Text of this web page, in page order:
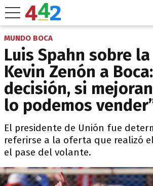
MUNDO BOCA
Luis Spahn sobre
Kevin Zenón a
decisión, si
lo podemos
El presidente de Unión fue
referirse a la oferta que realizó el
el pase del volante.